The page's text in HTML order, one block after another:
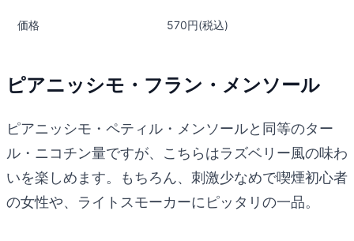
価格 570円(税込)
ピアニッシモ・フラン・メンソール
ピアニッシモ・ペティル・メンソールと同等のター
ル・ニコチン量ですが、こちらはラズベリー風の味わ
いを楽しめます。もちろん、刺激少なめで喫煙初心者
の女性や、ライトスモーカーにピッタリの一品。